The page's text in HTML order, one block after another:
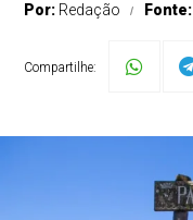
Por: Redação Fonte:
Compartilhe: